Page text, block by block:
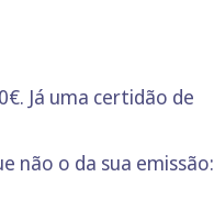
Já uma certidão de
não o da sua emissão: